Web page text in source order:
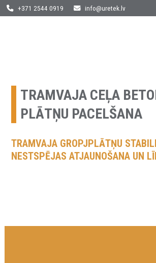
content
+371 2544 0919 info@uretek.lv
TRAMVAJA CEĻA
PLĀTŅU PACELŠANA
TRAMVAJA GROPJPLĀTŅU
NESTSPĒJAS ATJAUNOŠANA UN